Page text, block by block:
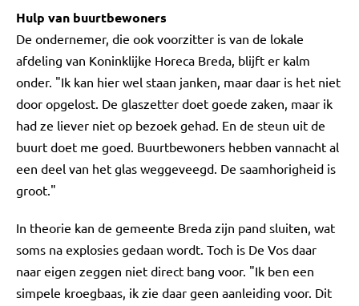
Hulp van buurtbewoners
De ondernemer, die ook voorzitter is van de lokale
afdeling van Koninklijke Horeca Breda, blijft er kalm
onder. "Ik kan hier wel staan janken, maar daar is het niet
door opgelost. De glaszetter doet goede zaken, maar ik
had ze liever niet op bezoek gehad. En de steun uit de
buurt doet me goed. Buurtbewoners hebben vannacht al
een deel van het glas weggeveegd. De saamhorigheid is
groot."
In theorie kan de gemeente Breda zijn pand sluiten, wat
soms na explosies gedaan wordt. Toch is De Vos daar
naar eigen zeggen niet direct bang voor. "Ik ben een
simpele kroegbaas, ik zie daar geen aanleiding voor. Dit